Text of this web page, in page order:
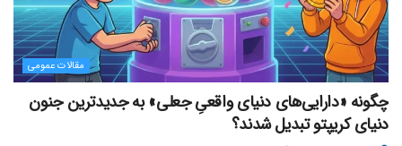
مقالات عمومی
چگونه «دارایی‌های دنیای واقعیِ جعلی» به جدیدترین جنون
دنیای کریپتو تبدیل شدند؟